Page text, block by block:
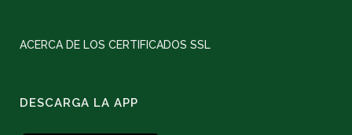
ACERCA DE LOS CERTIFICADOS SSL
DESCARGA LA APP